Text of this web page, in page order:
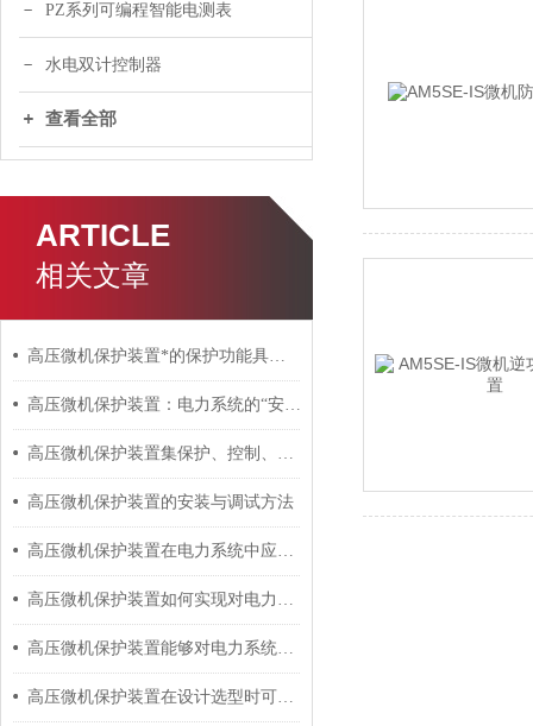
PZ系列可编程智能电测表
水电双计控制器
查看全部
ARTICLE
相关文章
高压微机保护装置*的保护功能具体有哪些?
高压微机保护装置：电力系统的“安全卫士”
高压微机保护装置集保护、控制、测量、通讯和监视功能于一体
高压微机保护装置的安装与调试方法
高压微机保护装置在电力系统中应用的优势有哪些？
高压微机保护装置如何实现对电力设备的全面监控和诊断？
高压微机保护装置能够对电力系统设备进行实时监测和保护
高压微机保护装置在设计选型时可综合以下3点去考虑